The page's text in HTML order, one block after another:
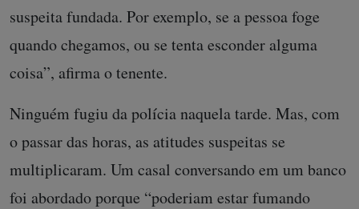
suspeita fundada. Por exemplo, se a pessoa foge
quando chegamos, ou se tenta esconder alguma
coisa”, afirma o tenente.
Ninguém fugiu da polícia naquela tarde. Mas, com
o passar das horas, as atitudes suspeitas se
multiplicaram. Um casal conversando em um banco
foi abordado porque “poderiam estar fumando